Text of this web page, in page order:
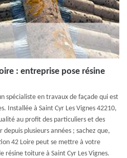
: entreprise pose résine
spécialiste en travaux de façade qui est
Installée à Saint Cyr Les Vignes 42210,
au profit des particuliers et des
plusieurs années ; sachez que,
42 Loire peut se mettre à votre
résine toiture à Saint Cyr Les Vignes.